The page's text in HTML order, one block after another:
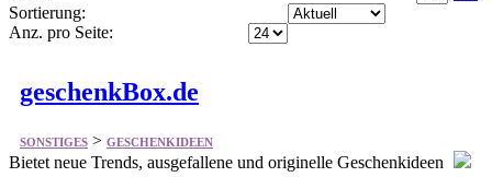
geschenkBox.de
SONSTIGES>GESCHENKIDEEN
Bietet neue Trends, ausgefallene und originelle Geschenkideen